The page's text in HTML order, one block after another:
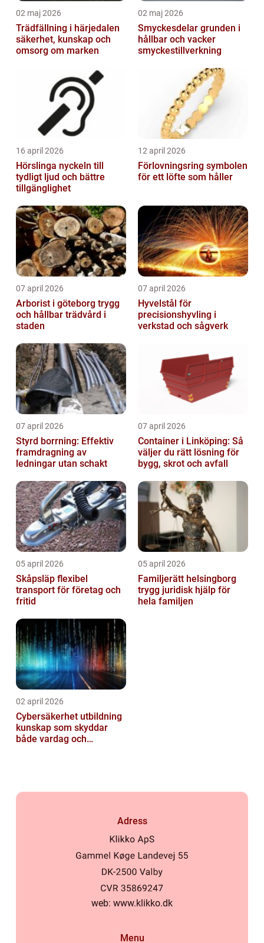
02 maj 2026
Trädfällning i härjedalen
säkerhet, kunskap och
omsorg om marken
02 maj 2026
Smyckesdelar grunden i
hållbar och vacker
smyckestillverkning
16 april 2026
Hörslinga nyckeln till
tydligt ljud och bättre
tillgänglighet
12 april 2026
Förlovningsring symbolen
för ett löfte som håller
07 april 2026
Arborist i göteborg trygg
och hållbar trädvård i
staden
07 april 2026
Hyvelstål för
precisionshyvling i
verkstad och sågverk
07 april 2026
Styrd borrning: Effektiv
framdragning av
ledningar utan schakt
07 april 2026
Container i Linköping: Så
väljer du rätt lösning för
bygg, skrot och avfall
05 april 2026
Skåpsläp flexibel
transport för företag och
fritid
05 april 2026
Familjerätt helsingborg
trygg juridisk hjälp för
hela familjen
02 april 2026
Cybersäkerhet utbildning
kunskap som skyddar
både vardag och
Adress
web: www.klikko.dk
Menu